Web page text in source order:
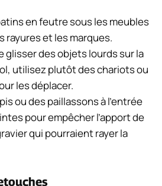
en feutre sous les meubles
rayures et les marques.
glisser des objets lourds sur la
utilisez plutôt des chariots ou
les déplacer.
ou des paillassons à l’entrée
pour empêcher l’apport de
qui pourraient rayer la